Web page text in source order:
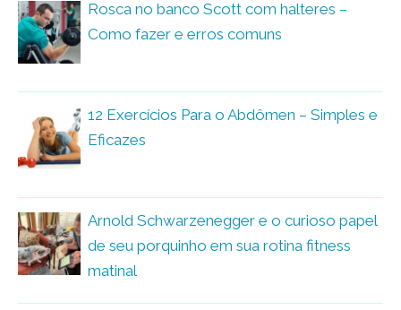
Rosca no banco Scott com halteres –
Como fazer e erros comuns
12 Exercícios Para o Abdômen – Simples e
Eficazes
Arnold Schwarzenegger e o curioso papel
de seu porquinho em sua rotina fitness
matinal